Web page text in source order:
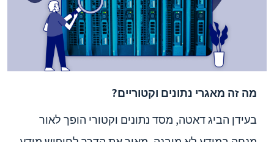
מה זה מאגרי נתונים וקטוריים?
בעידן הביג דאטה, מסד נתונים וקטורי הופך לאור